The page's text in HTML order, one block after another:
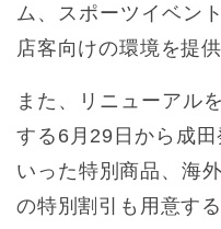
ム、スポーツイベン
店客向けの環境を提供
また、リニューアル
する6月29日から成
いった特別商品、海
の特別割引も用意する